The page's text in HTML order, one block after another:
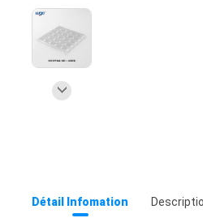
Détail Infomation